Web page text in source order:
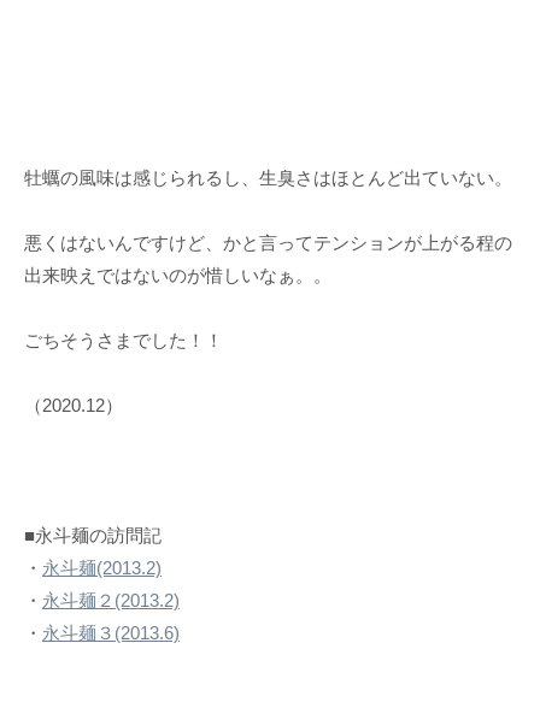
牡蠣の風味は感じられるし、生臭さはほとんど出ていない。
悪くはないんですけど、かと言ってテンションが上がる程の
出来映えではないのが惜しいなぁ。。
ごちそうさまでした！！
（2020.12）
■永斗麺の訪問記
・ 永斗麺(2013.2)
・ 永斗麺２(2013.2)
・ 永斗麺３(2013.6)